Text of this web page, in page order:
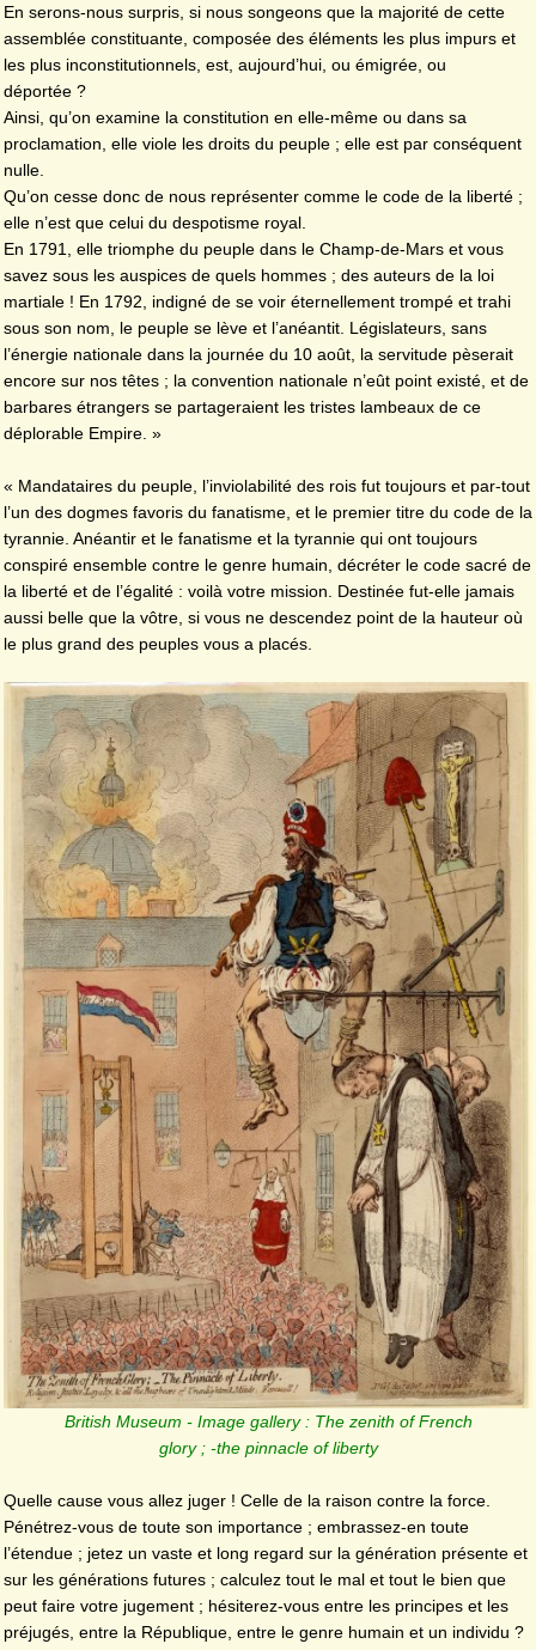
En serons-nous surpris, si nous songeons que la majorité de cette
assemblée constituante, composée des éléments les plus impurs et
les plus inconstitutionnels, est, aujourd’hui, ou émigrée, ou
déportée ?
Ainsi, qu’on examine la constitution en elle-même ou dans sa
proclamation, elle viole les droits du peuple ; elle est par conséquent
nulle.
Qu’on cesse donc de nous représenter comme le code de la liberté ;
elle n’est que celui du despotisme royal.
En 1791, elle triomphe du peuple dans le Champ-de-Mars et vous
savez sous les auspices de quels hommes ; des auteurs de la loi
martiale ! En 1792, indigné de se voir éternellement trompé et trahi
sous son nom, le peuple se lève et l’anéantit. Législateurs, sans
l’énergie nationale dans la journée du 10 août, la servitude pèserait
encore sur nos têtes ; la convention nationale n’eût point existé, et de
barbares étrangers se partageraient les tristes lambeaux de ce
déplorable Empire. »
« Mandataires du peuple, l’inviolabilité des rois fut toujours et par-tout
l’un des dogmes favoris du fanatisme, et le premier titre du code de la
tyrannie. Anéantir et le fanatisme et la tyrannie qui ont toujours
conspiré ensemble contre le genre humain, décréter le code sacré de
la liberté et de l’égalité : voilà votre mission. Destinée fut-elle jamais
aussi belle que la vôtre, si vous ne descendez point de la hauteur où
le plus grand des peuples vous a placés.
British Museum - Image gallery : The zenith of French
glory ; -the pinnacle of liberty
Quelle cause vous allez juger ! Celle de la raison contre la force.
Pénétrez-vous de toute son importance ; embrassez-en toute
l’étendue ; jetez un vaste et long regard sur la génération présente et
sur les générations futures ; calculez tout le mal et tout le bien que
peut faire votre jugement ; hésiterez-vous entre les principes et les
préjugés, entre la République, entre le genre humain et un individu ?